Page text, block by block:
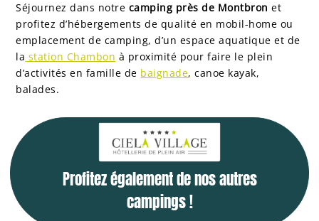
Séjournez dans notre camping près de Montbron et
profitez d’hébergements de qualité en mobil-home ou
emplacement de camping, d’un espace aquatique et de
la station Chambon à proximité pour faire le plein
d’activités en famille de baignade, canoe kayak,
balades.
Profitez également de nos autres
campings !